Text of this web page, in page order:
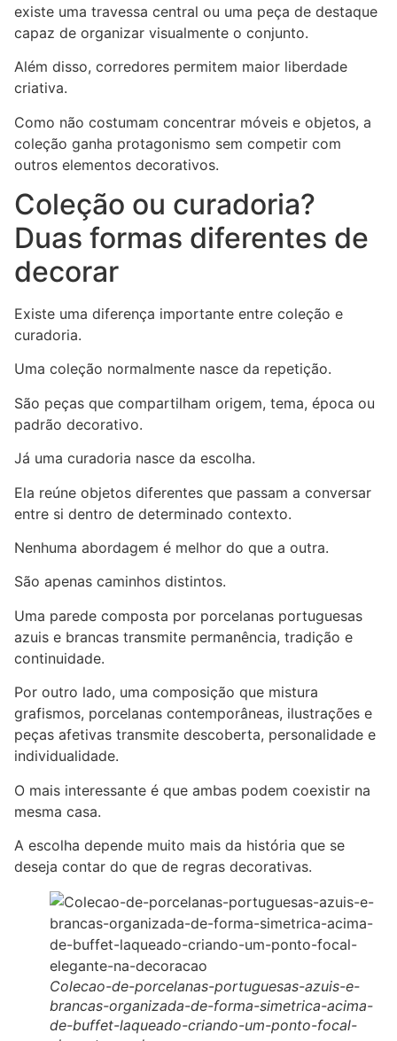
existe uma travessa central ou uma peça de destaque
capaz de organizar visualmente o conjunto.
Além disso, corredores permitem maior liberdade
criativa.
Como não costumam concentrar móveis e objetos, a
coleção ganha protagonismo sem competir com
outros elementos decorativos.
Coleção ou curadoria?
Duas formas diferentes de
decorar
Existe uma diferença importante entre coleção e
curadoria.
Uma coleção normalmente nasce da repetição.
São peças que compartilham origem, tema, época ou
padrão decorativo.
Já uma curadoria nasce da escolha.
Ela reúne objetos diferentes que passam a conversar
entre si dentro de determinado contexto.
Nenhuma abordagem é melhor do que a outra.
São apenas caminhos distintos.
Uma parede composta por porcelanas portuguesas
azuis e brancas transmite permanência, tradição e
continuidade.
Por outro lado, uma composição que mistura
grafismos, porcelanas contemporâneas, ilustrações e
peças afetivas transmite descoberta, personalidade e
individualidade.
O mais interessante é que ambas podem coexistir na
mesma casa.
A escolha depende muito mais da história que se
deseja contar do que de regras decorativas.
Colecao-de-porcelanas-portuguesas-azuis-e-
brancas-organizada-de-forma-simetrica-acima-
de-buffet-laqueado-criando-um-ponto-focal-